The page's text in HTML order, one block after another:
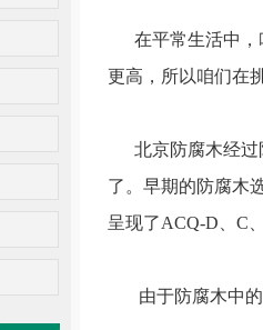
在平常生活中，
更高，所以咱们在
北京防腐木经过
了。早期的防腐木
呈现了ACQ-D、C
由于防腐木中的